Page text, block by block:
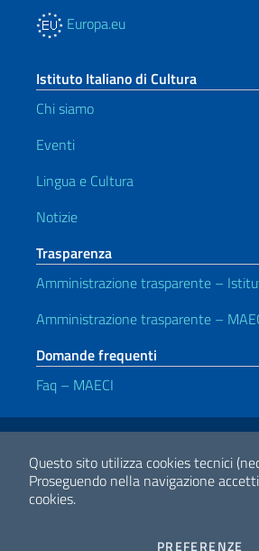
Questo sito utilizza cookies tecnici
Proseguendo nella navigazione
cookies.
PREFERENZE
Europa.eu
Istituto Italiano di Cultura
Chi siamo
Eventi
Lingua e Cultura
Notizie
Trasparenza
Amministrazione trasparente –
Amministrazione trasparente –
Domande frequenti
Faq – MAECI
Link Utili